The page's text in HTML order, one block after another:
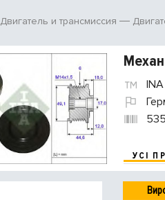
Двигатель и трансмиссия
INA
УСІ